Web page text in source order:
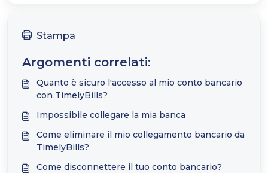
Stampa
Argomenti correlati:
Quanto è sicuro l'accesso al mio conto bancario
con TimelyBills?
Impossibile collegare la mia banca
Come eliminare il mio collegamento bancario da
TimelyBills?
Come disconnettere il tuo conto bancario?